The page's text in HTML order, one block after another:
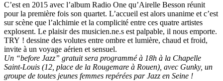
C’est en 2015 avec l’album Radio One qu’Airelle Besson réunit
pour la première fois son quartet. L’accueil est alors unanime et c’est
sur scène que l’alchimie et la complicité entre ces quatre artistes
explosent. Le plaisir des musicien.ne.s est palpable, il nous emporte.
TRY ! dessine des volutes entre ombre et lumière, chaud et froid,
invite à un voyage aérien et sensuel.
Un “before Jazz” gratuit sera programmé à 18h à la Chapelle
Saint-Louis (12, place de la Rougemare à Rouen), avec Gunky, un
groupe de toutes jeunes femmes repérées par Jazz en Seine !